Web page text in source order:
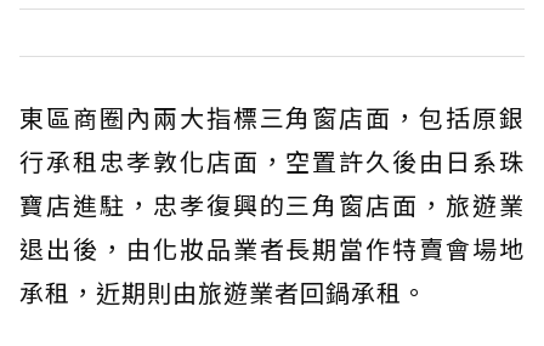
東區商圈內兩大指標三角窗店面，包括原銀
行承租忠孝敦化店面，空置許久後由日系珠
寶店進駐，忠孝復興的三角窗店面，旅遊業
退出後，由化妝品業者長期當作特賣會場地
承租，近期則由旅遊業者回鍋承租。